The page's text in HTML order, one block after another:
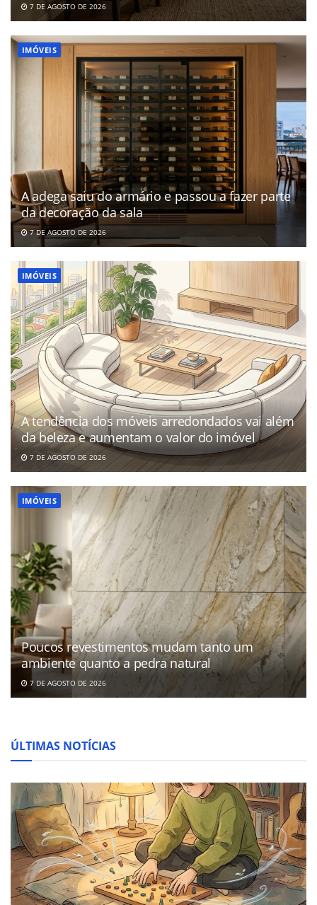
7 DE AGOSTO DE 2026
IMÓVEIS
A adega saiu do armário e passou a fazer parte
da decoração da sala
7 DE AGOSTO DE 2026
IMÓVEIS
A tendência dos móveis arredondados vai além
da beleza e aumentam o valor do imóvel
7 DE AGOSTO DE 2026
IMÓVEIS
Poucos revestimentos mudam tanto um
ambiente quanto a pedra natural
7 DE AGOSTO DE 2026
ÚLTIMAS NOTÍCIAS